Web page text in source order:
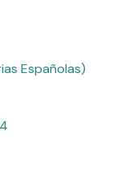
Españolas)